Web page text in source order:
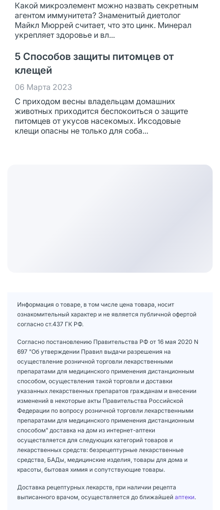
Какой микроэлемент можно назвать секретным
агентом иммунитета? Знаменитый диетолог
Майкл Мюррей считает, что это цинк. Минерал
укрепляет здоровье и вл...
5 Способов защиты питомцев от
клещей
06 Марта 2023
С приходом весны владельцам домашних
животных приходится беспокоиться о защите
питомцев от укусов насекомых. Иксодовые
клещи опасны не только для соба...
Информация о товаре, в том числе цена товара, носит
ознакомительный характер и не является публичной офертой
согласно ст.437 ГК РФ.
Согласно постановлению Правительства РФ от 16 мая 2020 N
697 "Об утверждении Правил выдачи разрешения на
осуществление розничной торговли лекарственными
препаратами для медицинского применения дистанционным
способом, осуществления такой торговли и доставки
указанных лекарственных препаратов гражданам и внесении
изменений в некоторые акты Правительства Российской
Федерации по вопросу розничной торговли лекарственными
препаратами для медицинского применения дистанционным
способом" доставка на дом из интернет-аптеки
осуществляется для следующих категорий товаров и
лекарственных средств: безрецептурные лекарственные
средства, БАДы, медицинские изделия, товары для дома и
красоты, бытовая химия и сопутствующие товары.
Доставка рецептурных лекарств, при наличии рецепта
выписанного врачом, осуществляется до ближайшей аптеки.